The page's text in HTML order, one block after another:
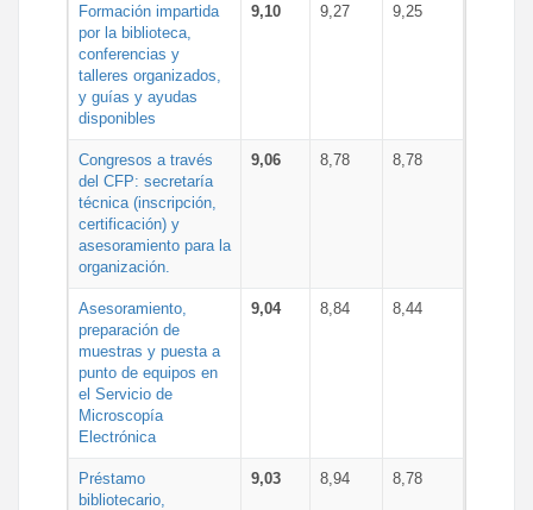
Formación impartida
por la biblioteca,
conferencias y
talleres organizados,
y guías y ayudas
disponibles
9,10 9,27 9,25
Congresos a través
del CFP: secretaría
técnica (inscripción,
certificación) y
asesoramiento para la
organización.
9,06 8,78 8,78
Asesoramiento,
preparación de
muestras y puesta a
punto de equipos en
el Servicio de
Microscopía
Electrónica
9,04 8,84 8,44
Préstamo
bibliotecario,
9,03 8,94 8,78